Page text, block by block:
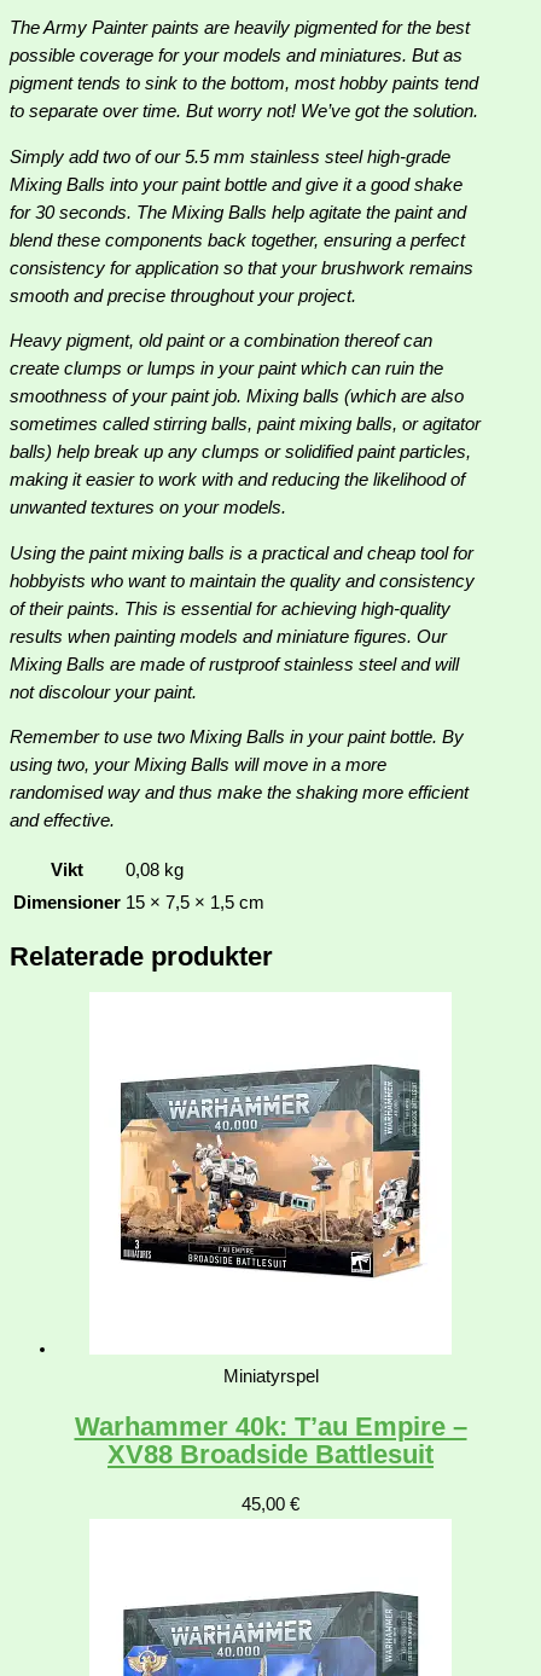
The Army Painter paints are heavily pigmented for the best
possible coverage for your models and miniatures. But as
pigment tends to sink to the bottom, most hobby paints tend
to separate over time. But worry not! We’ve got the solution.
Simply add two of our 5.5 mm stainless steel high-grade
Mixing Balls into your paint bottle and give it a good shake
for 30 seconds. The Mixing Balls help agitate the paint and
blend these components back together, ensuring a perfect
consistency for application so that your brushwork remains
smooth and precise throughout your project.
Heavy pigment, old paint or a combination thereof can
create clumps or lumps in your paint which can ruin the
smoothness of your paint job. Mixing balls (which are also
sometimes called stirring balls, paint mixing balls, or agitator
balls) help break up any clumps or solidified paint particles,
making it easier to work with and reducing the likelihood of
unwanted textures on your models.
Using the paint mixing balls is a practical and cheap tool for
hobbyists who want to maintain the quality and consistency
of their paints. This is essential for achieving high-quality
results when painting models and miniature figures. Our
Mixing Balls are made of rustproof stainless steel and will
not discolour your paint.
Remember to use two Mixing Balls in your paint bottle. By
using two, your Mixing Balls will move in a more
randomised way and thus make the shaking more efficient
and effective.
Vikt
0,08 kg
Dimensioner 15 × 7,5 × 1,5 cm
Relaterade produkter
Miniatyrspel
Warhammer 40k: T’au Empire –
XV88 Broadside Battlesuit
45,00 €